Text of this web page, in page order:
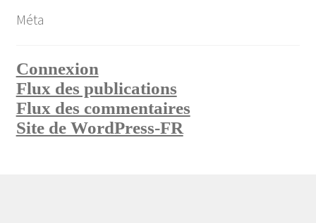
Méta
Connexion
Flux des publications
Flux des commentaires
Site de WordPress-FR